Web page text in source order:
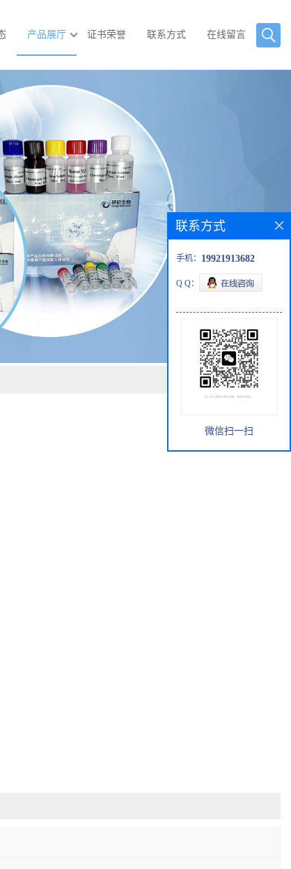
产品展厅 证书荣誉 联系方式 在线留言
联系方式
手机： 19921913682
Q Q：
微信扫一扫